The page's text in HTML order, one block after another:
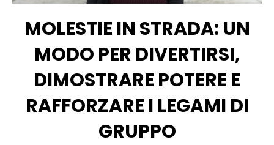
MOLESTIE IN STRADA: UN
MODO PER DIVERTIRSI,
DIMOSTRARE POTERE E
RAFFORZARE I LEGAMI DI
GRUPPO